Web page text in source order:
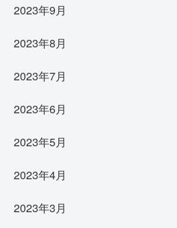
2023年9月
2023年8月
2023年7月
2023年6月
2023年5月
2023年4月
2023年3月